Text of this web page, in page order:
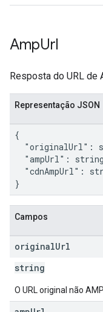
AmpUrl
Resposta do URL de
Representação JSON
{
"originalUrl":
"ampUrl":
"cdnAmpUrl":
}
Campos
originalUrl
string
O URL original não AMP.